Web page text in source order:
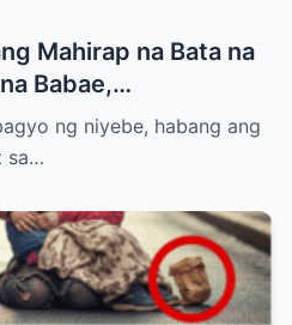
Mahirap na Bata na
Babae,
Niyebe — Ang
Lahat Nagulat
ng niyebe, habang ang
sa…